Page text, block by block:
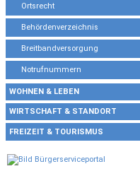
Ortsrecht
Behördenverzeichnis
Breitbandversorgung
Notrufnummern
WOHNEN & LEBEN
WIRTSCHAFT & STANDORT
FREIZEIT & TOURISMUS